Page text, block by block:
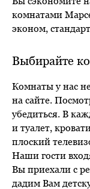
комнатами
эконом,
Выбирайте
Комнаты у нас
на сайте.
убедиться. В
и туалет,
плоский
Наши гости
Вы приехали с
дадим Вам